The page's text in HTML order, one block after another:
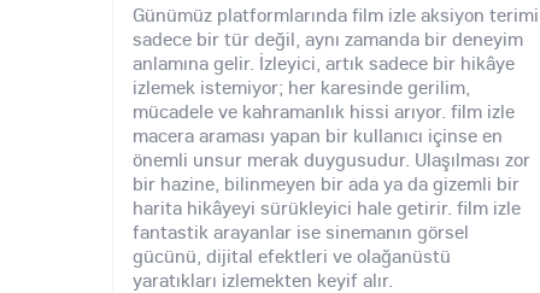
Günümüz platformlarında film izle aksiyon terimi
sadece bir tür değil, aynı zamanda bir deneyim
anlamına gelir. İzleyici, artık sadece bir hikâye
izlemek istemiyor; her karesinde gerilim,
mücadele ve kahramanlık hissi arıyor. film izle
macera araması yapan bir kullanıcı içinse en
önemli unsur merak duygusudur. Ulaşılması zor
bir hazine, bilinmeyen bir ada ya da gizemli bir
harita hikâyeyi sürükleyici hale getirir. film izle
fantastik arayanlar ise sinemanın görsel
gücünü, dijital efektleri ve olağanüstü
yaratıkları izlemekten keyif alır.